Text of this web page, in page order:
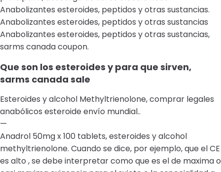
Anabolizantes esteroides, peptidos y otras sustancias.
Anabolizantes esteroides, peptidos y otras sustancias
Anabolizantes esteroides, peptidos y otras sustancias,
sarms canada coupon.
Que son los esteroides y para que sirven,
sarms canada sale
Esteroides y alcohol Methyltrienolone, comprar legales
anabólicos esteroide envío mundial..
—
Anadrol 50mg x 100 tablets, esteroides y alcohol
methyltrienolone. Cuando se dice, por ejemplo, que el CE
es alto , se debe interpretar como que es el de maxima o